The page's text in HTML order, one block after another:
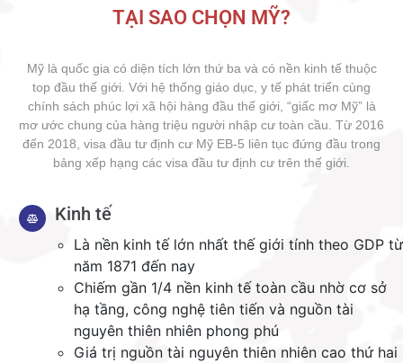
TẠI SAO CHỌN MỸ?
Mỹ là quốc gia có diện tích lớn thứ ba và có nền kinh tế thuộc
top đầu thế giới. Với hệ thống giáo dục, y tế phát triển cùng
chính sách phúc lợi xã hội hàng đầu thế giới, “giấc mơ Mỹ” là
mơ ước chung của hàng triệu người nhập cư toàn cầu. Từ 2016
đến 2018, visa đầu tư định cư Mỹ EB-5 liên tục đứng đầu trong
bảng xếp hạng các visa đầu tư định cư trên thế giới.
Kinh tế
Là nền kinh tế lớn nhất thế giới tính theo GDP từ
năm 1871 đến nay
Chiếm gần 1/4 nền kinh tế toàn cầu nhờ cơ sở
hạ tầng, công nghệ tiên tiến và nguồn tài
nguyên thiên nhiên phong phú
Giá trị nguồn tài nguyên thiên nhiên cao thứ hai